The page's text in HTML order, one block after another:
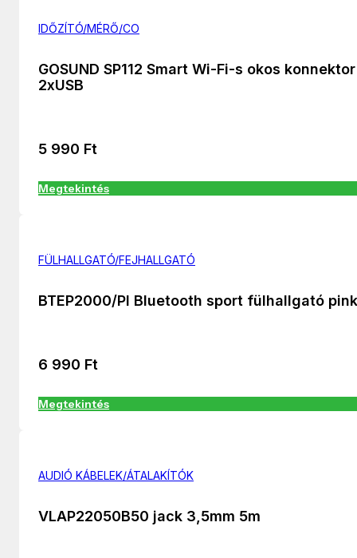
IDŐZÍTÓ/MÉRŐ/CO
GOSUND SP112 Smart Wi-Fi-s okos
2xUSB
5 990 Ft
Megtekintés
FÜLHALLGATÓ/FEJHALLGATÓ
BTEP2000/PI Bluetooth sport fülhallgató pink
6 990 Ft
Megtekintés
AUDIÓ KÁBELEK/ÁTALAKÍTÓK
VLAP22050B50 jack 3,5mm 5m